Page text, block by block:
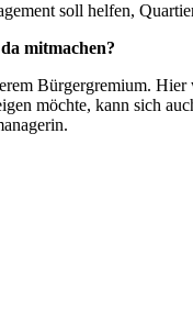
soll helfen,
mitmachen?
Bürgergremium.
möchte, kann sich